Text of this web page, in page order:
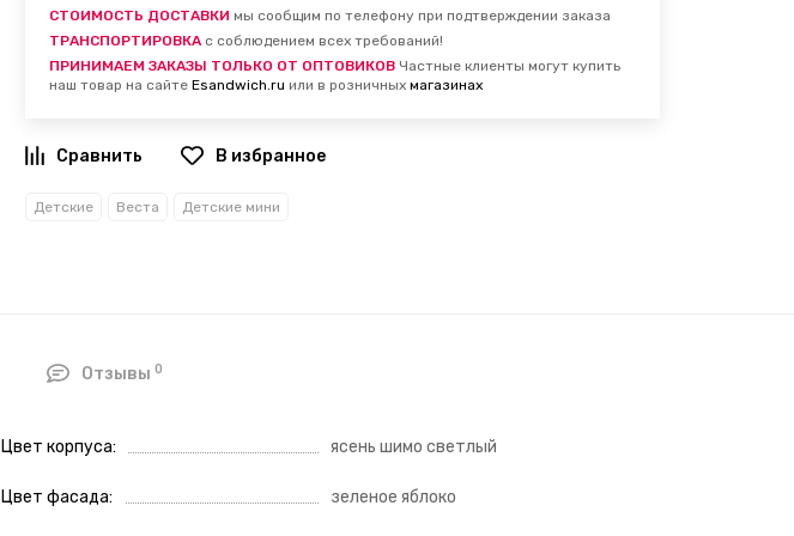
СТОИМОСТЬ ДОСТАВКИ мы сообщим по телефону при подтверждении заказа
ТРАНСПОРТИРОВКА с соблюдением всех требований!
ПРИНИМАЕМ ЗАКАЗЫ ТОЛЬКО ОТ ОПТОВИКОВ Частные клиенты могут купить
наш товар на сайте Esandwich.ru или в розничных магазинах
В избранное
Детские Веста Детские мини
Отзывы 0
Цвет корпуса ясень шимо светлый
Цвет фасада зеленое яблоко